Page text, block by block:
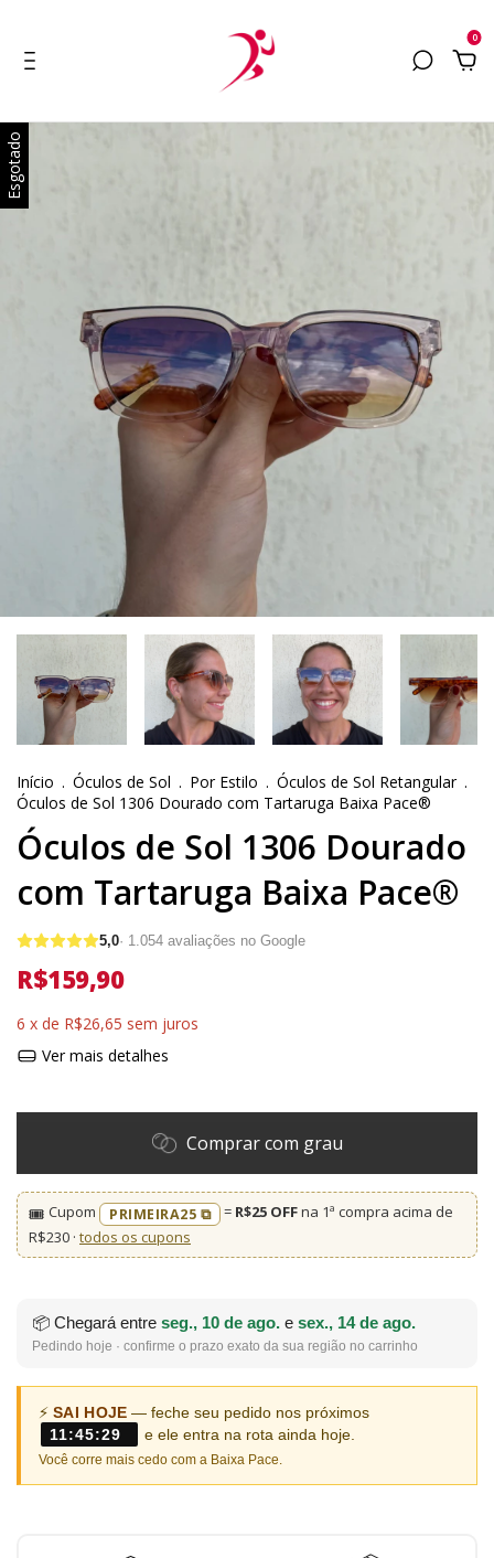
0
Esgotado
Início . Óculos de Sol . Por Estilo . Óculos de Sol Retangular .
Óculos de Sol 1306 Dourado com Tartaruga Baixa Pace®
Óculos de Sol 1306 Dourado
com Tartaruga Baixa Pace®
5,0· 1.054 avaliações no Google
R$159,90
6 x de R$26,65 sem juros
Ver mais detalhes
Comprar com grau
🎟️ Cupom PRIMEIRA25 ⧉ = R$25 OFFna 1ª compra acima de
R$230 · todos os cupons
📦 Chegará entre seg., 10 de ago. e sex., 14 de ago.
Pedindo hoje · confirme o prazo exato da sua região no carrinho
⚡ SAI HOJE — feche seu pedido nos próximos
11:45:29
e ele entra na rota ainda hoje.
Você corre mais cedo com a Baixa Pace.